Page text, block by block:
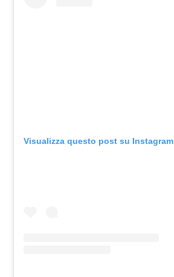
Visualizza questo post su Instagram